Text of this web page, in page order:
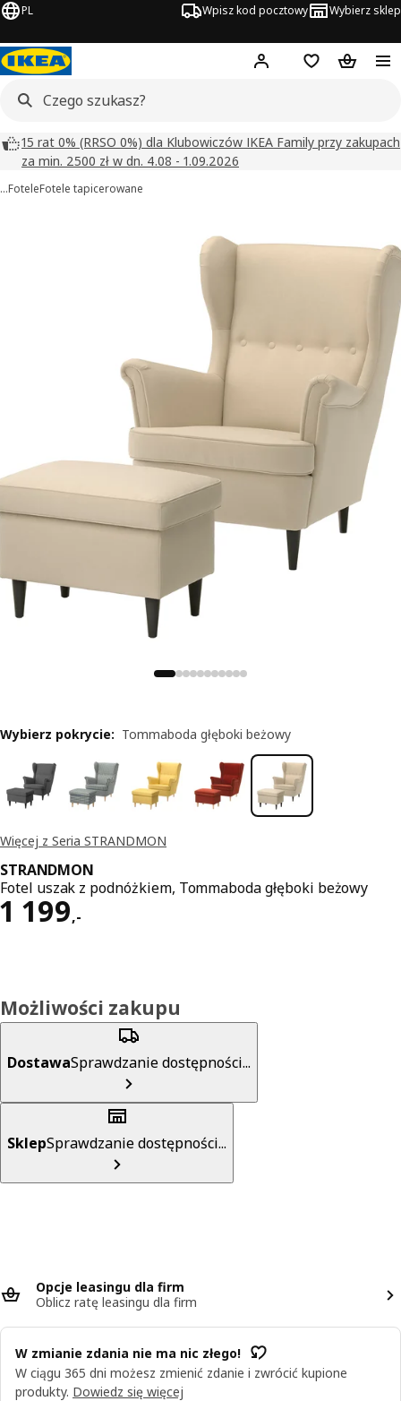
PL Wpisz kod pocztowy Wybierz sklep
Hej! Zaloguj się
Lista zakupowa
Koszyk
15 rat 0% (RRSO 0%) dla Klubowiczów IKEA Family przy zakupach
za min. 2500 zł w dn. 4.08 - 1.09.2026
…FoteleFotele tapicerowane
Więcej z Seria STRANDMON
STRANDMON
Fotel uszak z podnóżkiem, Tommaboda głęboki beżowy
1 199,-
Cena 1199,-
Wybierz pokrycie: Tommaboda głęboki beżowy
Możliwości zakupu
DostawaSprawdzanie dostępności...
SklepSprawdzanie dostępności...
Opcje leasingu dla firm
Oblicz ratę leasingu dla firm
W zmianie zdania nie ma nic złego!
W ciągu 365 dni możesz zmienić zdanie i zwrócić kupione
produkty. Dowiedz się więcej